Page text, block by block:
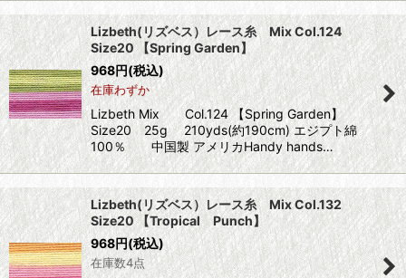
Lizbeth(リズベス）レース糸 Mix Col.124
Size20 【Spring Garden】
968円(税込)
在庫わずか
Lizbeth Mix Col.124 【Spring Garden】
Size20 25g 210yds(約190cm) エジプト綿
100％ 中国製 アメリカHandy hands…
Lizbeth(リズベス）レース糸 Mix Col.132
Size20 【Tropical Punch】
968円(税込)
在庫数4点